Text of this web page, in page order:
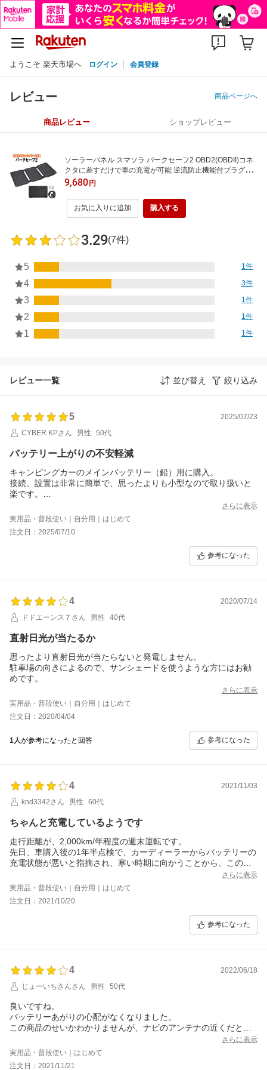
ようこそ 楽天市場へ ログイン 会員登録
レビュー 商品ページへ
商品レビュー ショップレビュー
ソーラーパネル スマソラ パークセーフ2 OBD2(OBDII)コネ
クタに差すだけで車の充電が可能 逆流防止機能付プラグイ
ンソーラーチャージャー USB付 バッテリーあがり対策 PR
O-TECTA
9,680円
お気に入りに追加 購入する
3.29(7件)
5 1件
4 3件
3 1件
2 1件
1 1件
レビュー一覧 並び替え 絞り込み
5
2025/07/23
CYBER KPさん
男性 50代
バッテリー上がりの不安軽減
キャンピングカーのメインバッテリー（鉛）用に購入。
接続、設置は非常に簡単で、思ったよりも小型なので取り扱いと
楽です。
さらに表示
実用品・普段使い｜自分用｜はじめて
注文日：2025/07/10
参考になった
4
2020/07/14
ドドエーンス７さん
男性 40代
直射日光が当たるか
思ったより直射日光が当たらないと発電しません。
駐車場の向きによるので、サンシェードを使うような方にはお勧
めです。
さらに表示
実用品・普段使い｜自分用｜はじめて
注文日：2020/04/04
1人が参考になったと回答 参考になった
4
2021/11/03
knd3342さん
男性 60代
ちゃんと充電しているようです
走行距離が、2,000km/年程度の週末運転です。
先日、車購入後の1年半点検で、カーディーラーからバッテリーの
充電状態が悪いと指摘され、寒い時期に向かうことから、この製
購入後、曇天日が多く、太陽高度も低くなってきましたので、太
陽光が当たるのは12時頃～15時過ぎの3時間程度です。
先日、購入後2週間経過しましたので、充電状況を調べるランプ式
のバッテリーチェッカーで確認すると、充電状況はFullに近い状況
に回復していましたので、十分、効果はあったものと思います。
ています。
さらに表示
実用品・普段使い｜自分用｜はじめて
注文日：2021/10/20
参考になった
4
2022/06/18
じょーいちさんさん
男性 50代
良いですね。
バッテリーあがりの心配がなくなりました。
この商品のせいかわかりませんが、ナビのアンテナの近くだと、
追加
やっぱり、コレが原因でナビが狂います。
さらに表示
実用品・普段使い｜はじめて
注文日：2021/11/21